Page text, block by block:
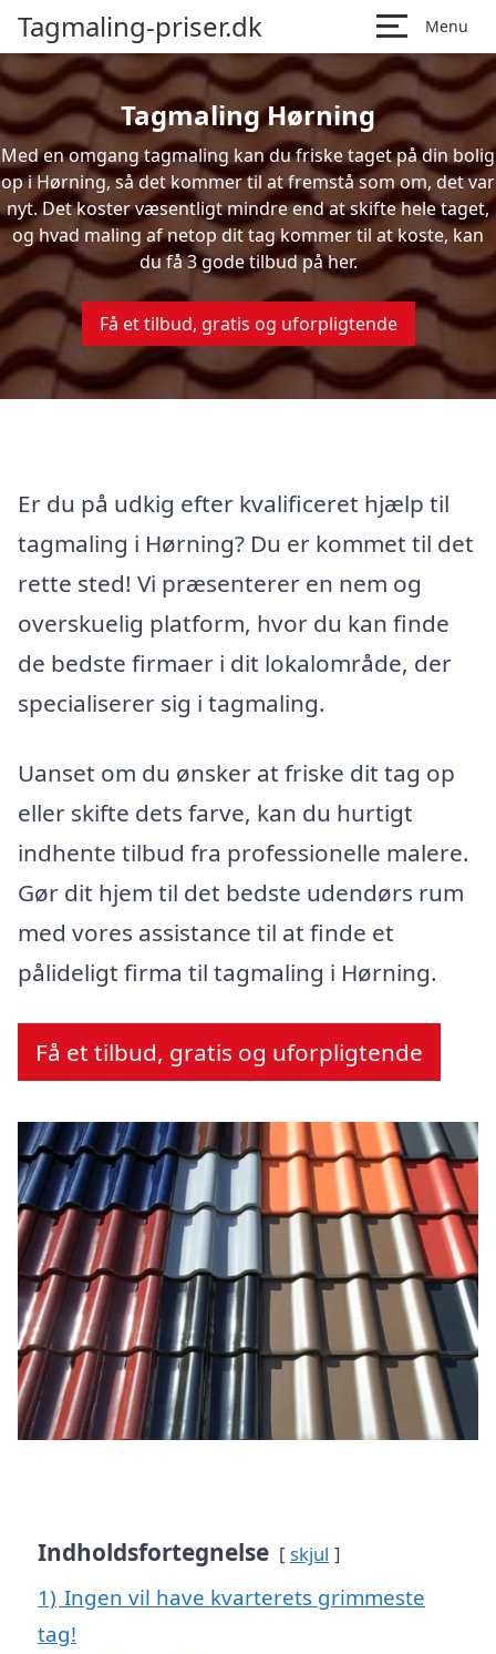
Tagmaling-priser.dk Menu
Tagmaling Hørning
Med en omgang tagmaling kan du friske taget på din bolig
op i Hørning, så det kommer til at fremstå som om, det var
nyt. Det koster væsentligt mindre end at skifte hele taget,
og hvad maling af netop dit tag kommer til at koste, kan
du få 3 gode tilbud på her.
Få et tilbud, gratis og uforpligtende
Er du på udkig efter kvalificeret hjælp til
tagmaling i Hørning? Du er kommet til det
rette sted! Vi præsenterer en nem og
overskuelig platform, hvor du kan finde
de bedste firmaer i dit lokalområde, der
specialiserer sig i tagmaling.
Uanset om du ønsker at friske dit tag op
eller skifte dets farve, kan du hurtigt
indhente tilbud fra professionelle malere.
Gør dit hjem til det bedste udendørs rum
med vores assistance til at finde et
pålideligt firma til tagmaling i Hørning.
Få et tilbud, gratis og uforpligtende
Indholdsfortegnelse skjul
1) Ingen vil have kvarterets grimmeste
tag!